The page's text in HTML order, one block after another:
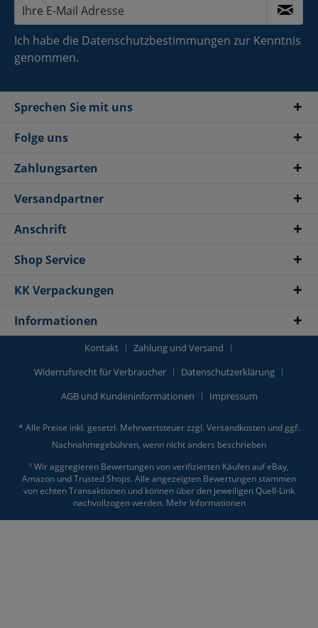
Ich habe die Datenschutzbestimmungen zur Kenntnis
genommen.
Sprechen Sie mit uns
Folge uns
Zahlungsarten
Versandpartner
Anschrift
Shop Service
KK Verpackungen
Informationen
Kontakt
Zahlung und Versand
Widerrufsrecht für Verbraucher
Datenschutzerklärung
AGB und Kundeninformationen
Impressum
* Alle Preise inkl. gesetzl. Mehrwertsteuer zzgl. Versandkosten und ggf.
Nachnahmegebühren, wenn nicht anders beschrieben
¹ Wir aggregieren Bewertungen von verifizierten Käufen auf eBay,
Amazon und Trusted Shops. Alle angezeigten Bewertungen stammen
von echten Transaktionen und können über den jeweiligen Quell-Link
nachvollzogen werden. Mehr Informationen